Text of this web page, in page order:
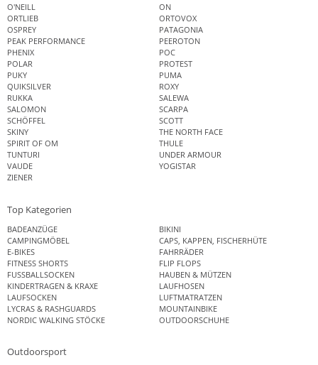
O'NEILL
ON
ORTLIEB
ORTOVOX
OSPREY
PATAGONIA
PEAK PERFORMANCE
PEEROTON
PHENIX
POC
POLAR
PROTEST
PUKY
PUMA
QUIKSILVER
ROXY
RUKKA
SALEWA
SALOMON
SCARPA
SCHÖFFEL
SCOTT
SKINY
THE NORTH FACE
SPIRIT OF OM
THULE
TUNTURI
UNDER ARMOUR
VAUDE
YOGISTAR
ZIENER
Top Kategorien
BADEANZÜGE
BIKINI
CAMPINGMÖBEL
CAPS, KAPPEN, FISCHERHÜTE
E-BIKES
FAHRRÄDER
FITNESS SHORTS
FLIP FLOPS
FUSSBALLSOCKEN
HAUBEN & MÜTZEN
KINDERTRAGEN & KRAXE
LAUFHOSEN
LAUFSOCKEN
LUFTMATRATZEN
LYCRAS & RASHGUARDS
MOUNTAINBIKE
NORDIC WALKING STÖCKE
OUTDOORSCHUHE
Outdoorsport